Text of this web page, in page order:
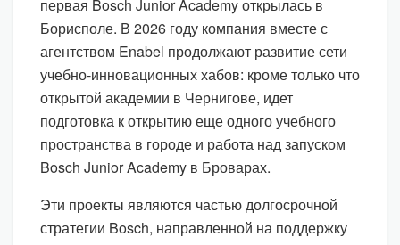
первая Bosch Junior Academy открылась в
Борисполе. В 2026 году компания вместе с
агентством Enabel продолжают развитие сети
учебно-инновационных хабов: кроме только что
открытой академии в Чернигове, идет
подготовка к открытию еще одного учебного
пространства в городе и работа над запуском
Bosch Junior Academy в Броварах.
Эти проекты являются частью долгосрочной
стратегии Bosch, направленной на поддержку